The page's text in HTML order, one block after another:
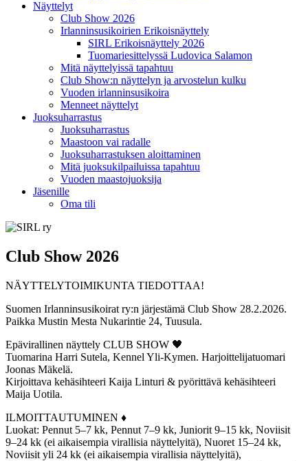
Näyttelyt
Club Show 2026
Irlanninsusikoirien Erikoisnäyttely
SIRL Erikoisnäyttely 2026
Tuomariesittelyssä Ludovica Salamon
Mitä näyttelyissä tapahtuu
Club Show:n näyttelyn ja arvostelun kulku
Vuoden irlanninsusikoira
Menneet näyttelyt
Juoksuharrastus
Juoksuharrastus
Maastoon vai radalle
Juoksuharrastuksen aloittaminen
Mitä juoksukilpailuissa tapahtuu
Vuoden maastojuoksija
Jäsenille
Oma tili
Club Show 2026
NÄYTTELYTOIMIKUNTA TIEDOTTAA!
Suomen Irlanninsusikoirat ry:n järjestämä Club Show 28.2.2026.
Paikka Mustin Mesta Nukarintie 24, Tuusula.
Epävirallinen näyttely CLUB SHOW 🖤
Tuomarina Harri Sutela, Kennel Yli-Kymen. Harjoittelijatuomari
Joonas Mäkelä.
Kirjoittava kehäsihteeri Kaija Linturi & pyörittävä kehäsihteeri
Maija Uotila.
ILMOITTAUTUMINEN ♦️
Luokat: Pennut 5–7 kk, Pennut 7–9 kk, Juniorit 9–15 kk, Noviisit
9–24 kk (ei aikaisempia virallisia näyttelyitä), Nuoret 15–24 kk,
Noviisit yli 24 kk (ei aikaisempia virallisia näyttelyitä),